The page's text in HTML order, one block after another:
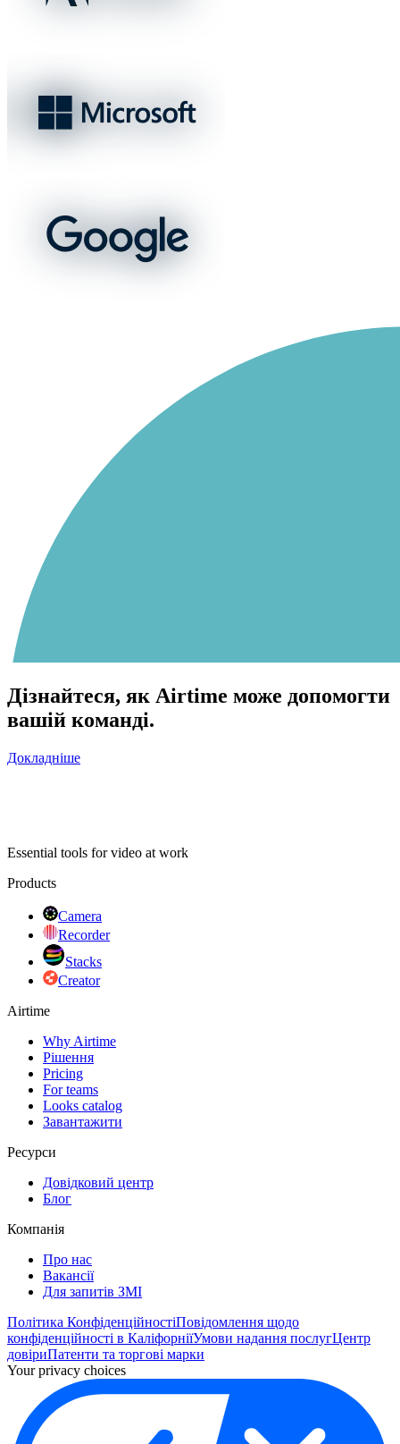
Дізнайтеся, як Airtime може допомогти
вашій команді.
Докладніше
Essential tools for video at work
Products
Camera
Recorder
Stacks
Creator
Airtime
Why Airtime
Рішення
Pricing
For teams
Looks catalog
Завантажити
Ресурси
Довідковий центр
Блог
Компанія
Про нас
Вакансії
Для запитів ЗМІ
Політика КонфіденційностіПовідомлення щодо
конфіденційності в КаліфорніїУмови надання послугЦентр
довіриПатенти та торгові марки
Your privacy choices